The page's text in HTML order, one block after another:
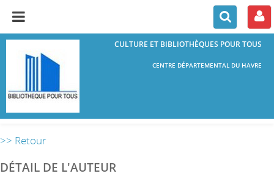
CULTURE ET BIBLIOTHÈQUES POUR TOUS
CENTRE DÉPARTEMENTAL DU HAVRE
>> Retour
DÉTAIL DE L'AUTEUR